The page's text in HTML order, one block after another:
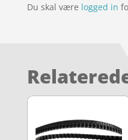
Du skal være logged in